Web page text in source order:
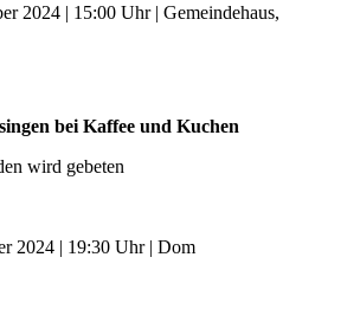
2024 | 15:00 Uhr | Gemeindehaus,
bei Kaffee und Kuchen
wird gebeten
2024 | 19:30 Uhr | Dom